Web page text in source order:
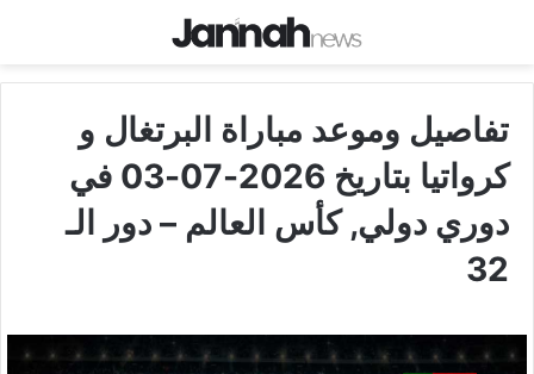
تفاصيل وموعد مباراة البرتغال و
كرواتيا بتاريخ 2026-07-03 في
دوري دولي, كأس العالم – دور الـ
32